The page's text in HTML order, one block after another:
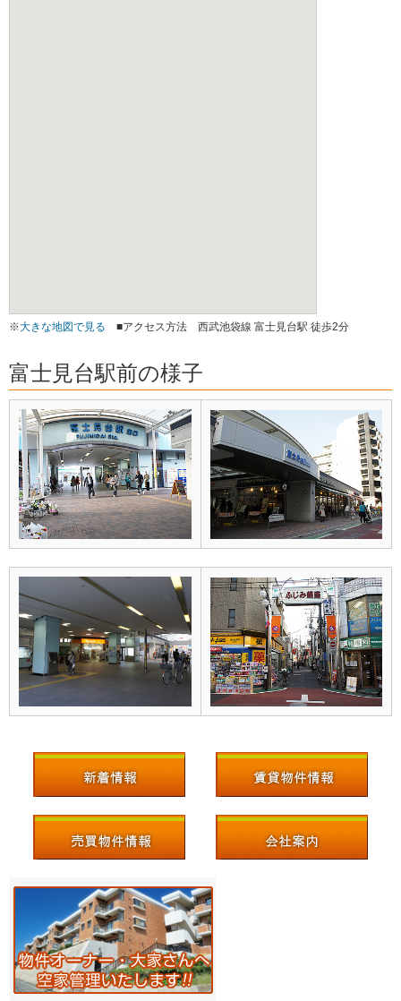
※大きな地図で見る ■アクセス方法 西武池袋線 富士見台駅 徒歩2分
富士見台駅前の様子